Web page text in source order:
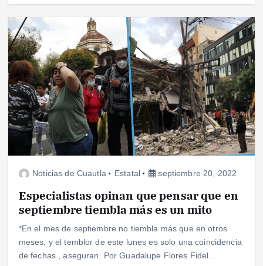
Noticias de Cuautla Estatal septiembre 20, 2022
Especialistas opinan que pensar que en
septiembre tiembla más es un mito
*En el mes de septiembre no tiembla más que en otros
meses, y el temblor de este lunes es solo una coincidencia
de fechas , aseguran. Por Guadalupe Flores Fidel…